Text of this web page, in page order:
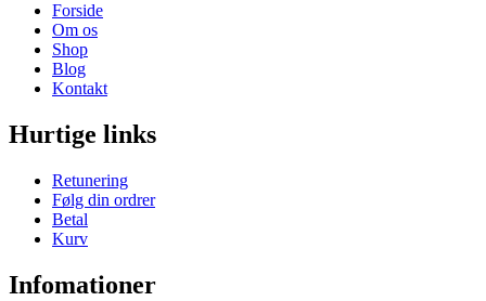
Forside
Om os
Shop
Blog
Kontakt
Hurtige links
Retunering
Følg din ordrer
Betal
Kurv
Infomationer